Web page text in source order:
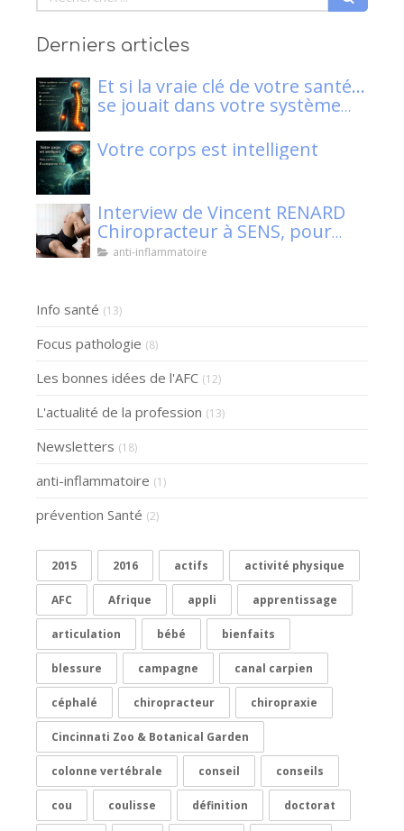
Derniers articles
Et si la vraie clé de votre santé…
se jouait dans votre système
Votre corps est intelligent
Interview de Vincent RENARD
Chiropracteur à SENS, pour
Klaser.
anti-inflammatoire
Info santé (13)
Focus pathologie (8)
Les bonnes idées de l'AFC (12)
L'actualité de la profession (13)
Newsletters (18)
anti-inflammatoire (1)
prévention Santé (2)
2015 2016 actifs activité physique
AFC Afrique appli apprentissage
articulation bébé bienfaits
blessure campagne canal carpien
céphalé chiropracteur chiropraxie
Cincinnati Zoo & Botanical Garden
colonne vertébrale conseil conseils
cou coulisse définition doctorat